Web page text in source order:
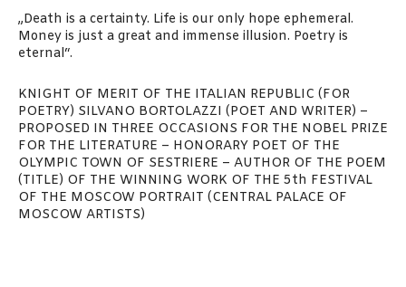
„Death is a certainty. Life is our only hope ephemeral.
Money is just a great and immense illusion. Poetry is
eternal“.
KNIGHT OF MERIT OF THE ITALIAN REPUBLIC (FOR
POETRY) SILVANO BORTOLAZZI (POET AND WRITER) –
PROPOSED IN THREE OCCASIONS FOR THE NOBEL PRIZE
FOR THE LITERATURE – HONORARY POET OF THE
OLYMPIC TOWN OF SESTRIERE – AUTHOR OF THE POEM
(TITLE) OF THE WINNING WORK OF THE 5th FESTIVAL
OF THE MOSCOW PORTRAIT (CENTRAL PALACE OF
MOSCOW ARTISTS)